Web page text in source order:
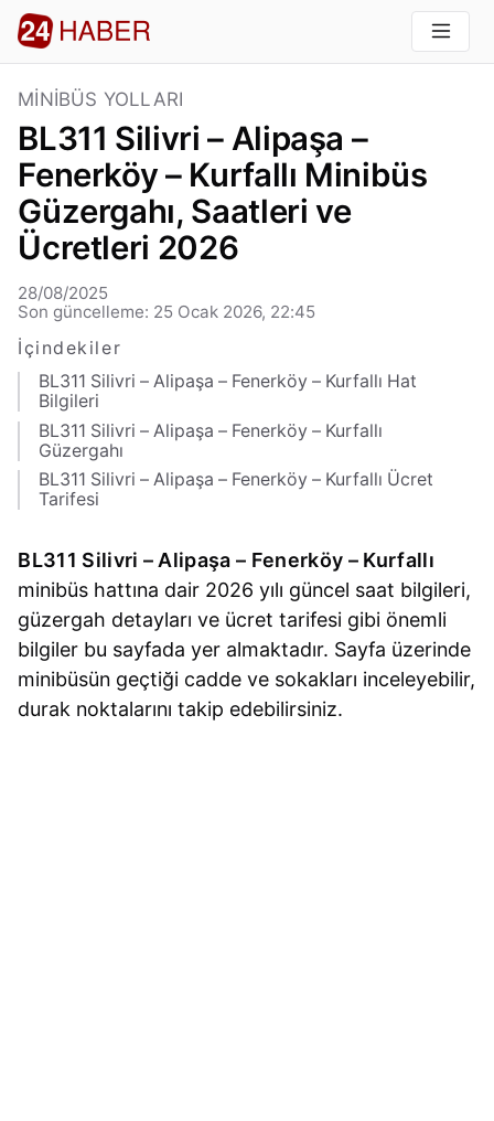
MINIBÜS YOLLARI
BL311 Silivri – Alipaşa –
Fenerköy – Kurfallı Minibüs
Güzergahı, Saatleri ve
Ücretleri 2026
28/08/2025
Son güncelleme: 25 Ocak 2026, 22:45
İçindekiler
BL311 Silivri – Alipaşa – Fenerköy – Kurfallı Hat
Bilgileri
BL311 Silivri – Alipaşa – Fenerköy – Kurfallı
Güzergahı
BL311 Silivri – Alipaşa – Fenerköy – Kurfallı Ücret
Tarifesi
BL311 Silivri – Alipaşa – Fenerköy – Kurfallı
minibüs hattına dair 2026 yılı güncel saat bilgileri,
güzergah detayları ve ücret tarifesi gibi önemli
bilgiler bu sayfada yer almaktadır. Sayfa üzerinde
minibüsün geçtiği cadde ve sokakları inceleyebilir,
durak noktalarını takip edebilirsiniz.